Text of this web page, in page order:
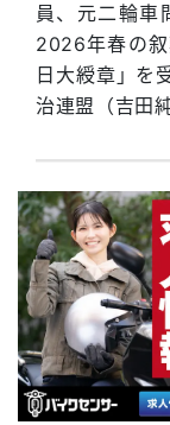
員、元二輪車
2026年春の
日大綬章」を
治連盟（吉田